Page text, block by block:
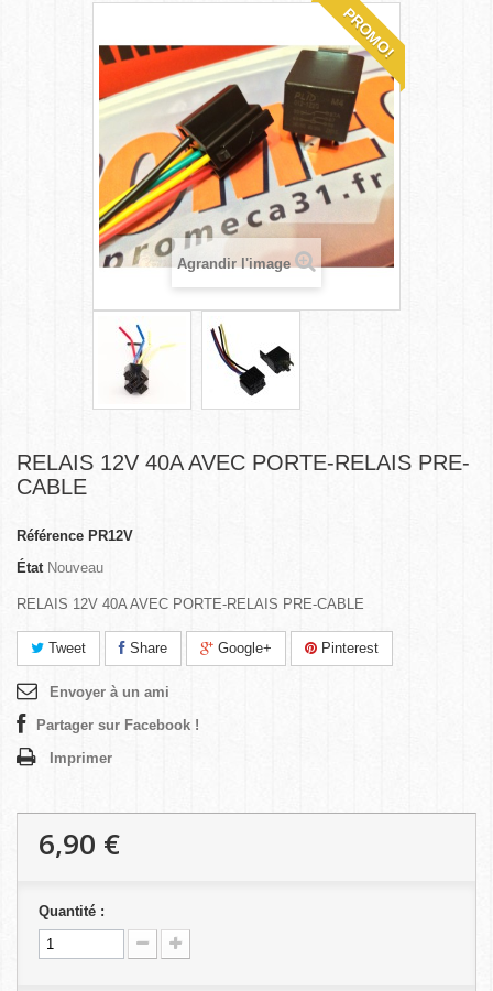
PROMO!
Agrandir l'image
RELAIS 12V 40A AVEC PORTE-RELAIS PRE-
CABLE
Référence PR12V
État Nouveau
RELAIS 12V 40A AVEC PORTE-RELAIS PRE-CABLE
Tweet Share Google+ Pinterest
Envoyer à un ami
Partager sur Facebook !
Imprimer
6,90 €
Quantité :